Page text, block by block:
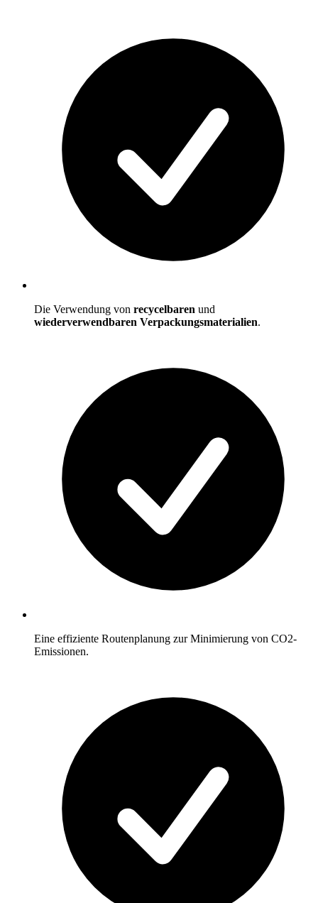
Die Verwendung von recycelbaren und
wiederverwendbaren Verpackungsmaterialien.
Eine effiziente Routenplanung zur Minimierung von CO2-
Emissionen.